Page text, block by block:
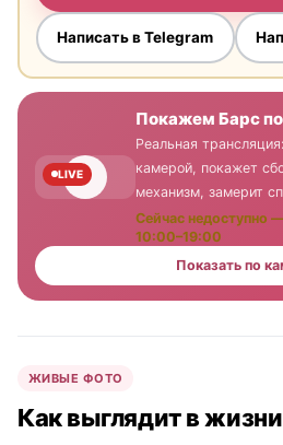
Написать в Telegram
LIVE
Покажем Барс по
Реальная
камерой, покажет
механизм, замерит
Сейчас недоступно
10:00–19:00
Показать по
ЖИВЫЕ ФОТО
Как выглядит в жизни